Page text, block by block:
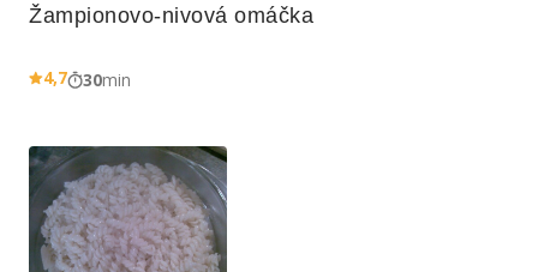
Žampionovo-nivová omáčka
4,7 30min